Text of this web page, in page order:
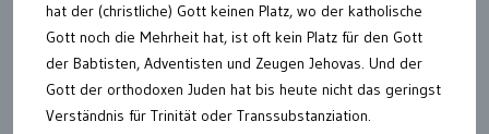
hat der (christliche) Gott keinen Platz, wo der katholische
Gott noch die Mehrheit hat, ist oft kein Platz für den Gott
der Babtisten, Adventisten und Zeugen Jehovas. Und der
Gott der orthodoxen Juden hat bis heute nicht das geringst
Verständnis für Trinität oder Transsubstanziation.